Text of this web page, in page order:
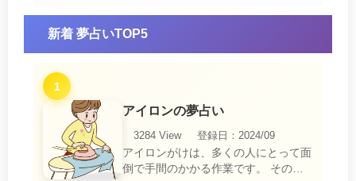
新着 夢占いTOP5
1
アイロンの夢占い
3284 View
登録日：2024/09
アイロンがけは、多くの人にとって面
倒で手間のかかる作業です。 そのた